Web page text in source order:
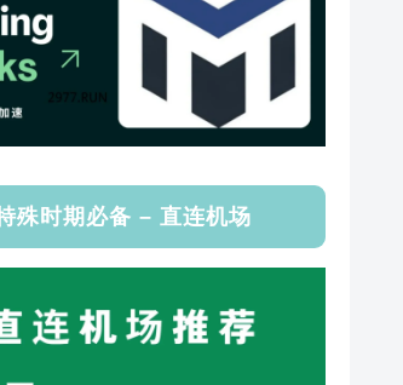
殊时期必备 – 直连机场